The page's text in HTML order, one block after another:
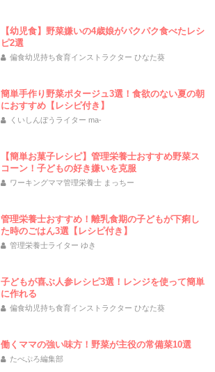
【幼児食】野菜嫌いの4歳娘がパクパク食べたレシ
ピ2選
偏食幼児持ち食育インストラクター ひなた葵
簡単手作り野菜ポタージュ3選！食欲のない夏の朝
におすすめ【レシピ付き】
くいしんぼうライター ma-
【簡単お菓子レシピ】管理栄養士おすすめ野菜ス
コーン！子どもの好き嫌いを克服
ワーキングママ管理栄養士 まっちー
管理栄養士おすすめ！離乳食期の子どもが下痢し
た時のごはん3選【レシピ付き】
管理栄養士ライター ゆき
子どもが喜ぶ人参レシピ3選！レンジを使って簡単
に作れる
偏食幼児持ち食育インストラクター ひなた葵
働くママの強い味方！野菜が主役の常備菜10選
たべぷろ編集部